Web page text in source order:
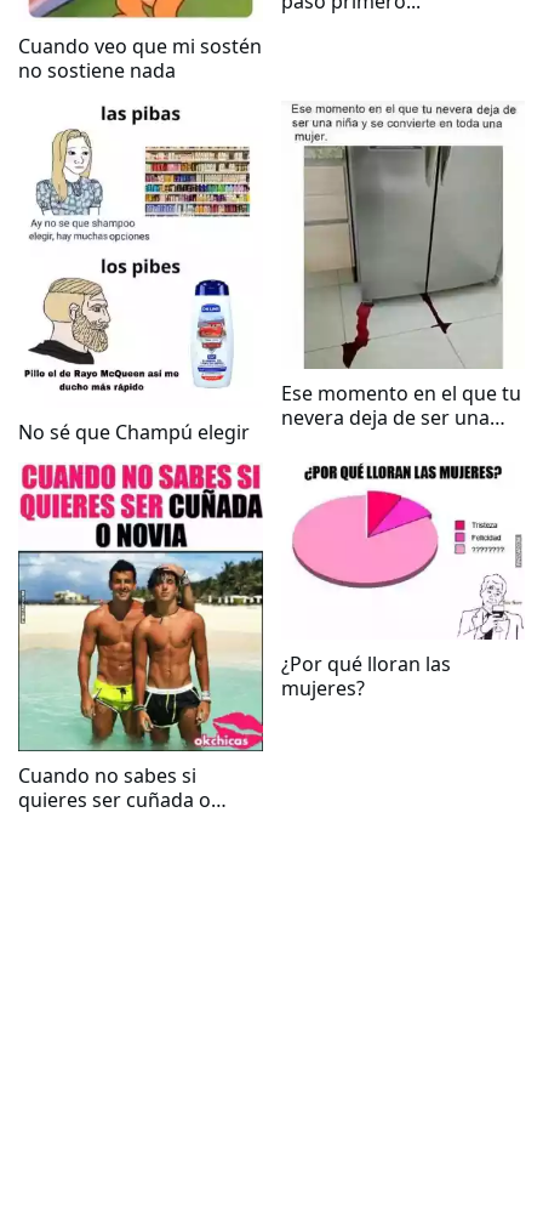
Cuando veo que mi sostén
no sostiene nada
No sé que Champú elegir
Ese momento en el que tu
nevera deja de ser una
mujer
Cuando no sabes si
quieres ser cuñada o
¿Por qué lloran las
mujeres?